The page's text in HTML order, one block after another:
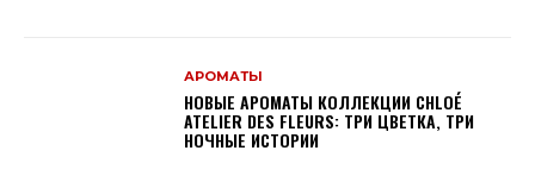
АРОМАТЫ
НОВЫЕ АРОМАТЫ КОЛЛЕКЦИИ CHLOÉ
ATELIER DES FLEURS: ТРИ ЦВЕТКА, ТРИ
НОЧНЫЕ ИСТОРИИ